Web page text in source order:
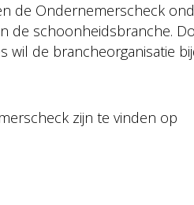
de Ondernemerscheck
de schoonheidsbranche.
de brancheorganisatie
zijn te vinden op